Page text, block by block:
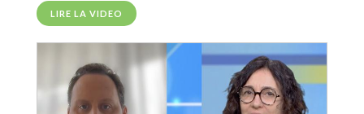
LIRE LA VIDEO